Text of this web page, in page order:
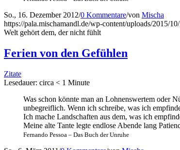
So., 16. Dezember 2012/0 Kommentare/von Mischa
https://pala.mischamandl.de/wp-content/uploads/2015/
Welt gehört dem, der nicht fühlt
Feri­en von den Gefühlen
Zitate
Lese­dau­er: cir­ca < 1 Minu­te
Was schon könn­te man an Loh­nens­wer­tem oder
unbe­greif­lich. Wenn ich schrei­be, was ich
Ich mache Land­schaf­ten aus dem, was ich
Mei­ne alte Tan­te leg­te end­lo­se Aben­de lang
Fer­nan­do Pes­soa – Das Buch der Unruhe